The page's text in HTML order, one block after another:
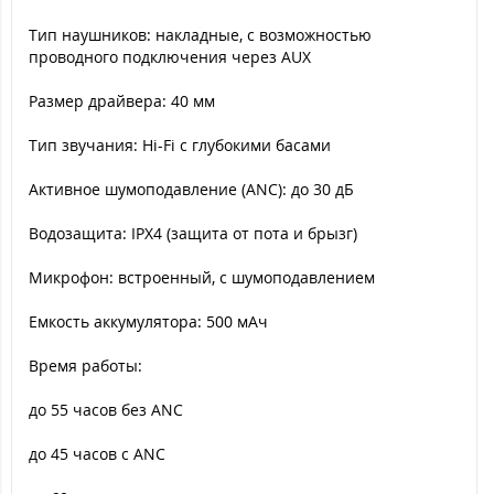
Тип наушников: накладные, с возможностью
проводного подключения через AUX
Размер драйвера: 40 мм
Тип звучания: Hi-Fi с глубокими басами
Активное шумоподавление (ANC): до 30 дБ
Водозащита: IPX4 (защита от пота и брызг)
Микрофон: встроенный, с шумоподавлением
Емкость аккумулятора: 500 мАч
Время работы:
до 55 часов без ANC
до 45 часов с ANC